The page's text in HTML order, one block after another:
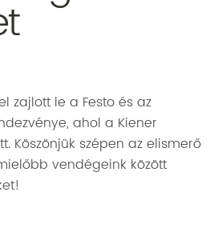
zajlott le a Festo és az
ahol a Kiener
Köszönjük szépen az elismerő
vendégeink között